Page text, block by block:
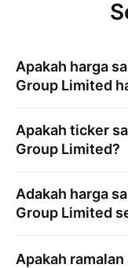
Apakah harga
Group Limited
Apakah ticker
Group Limited?
Adakah harga
Group Limited
Apakah ramalan